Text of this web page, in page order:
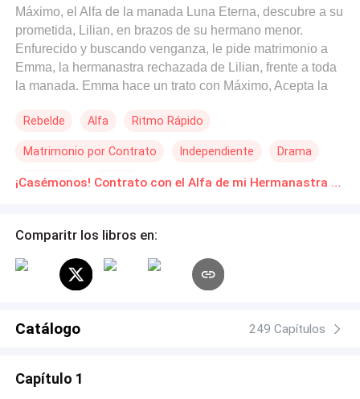
Máximo, el Alfa de la manada Luna Eterna, descubre a su
prometida, Lilian, en brazos de su hermano menor.
Enfurecido y buscando venganza, le pide matrimonio a
Emma, la hermanastra rechazada de Lilian, frente a toda
la manada. Emma hace un trato con Máximo, Acepta la
aquellos que la rechazaron, si no para descubrir la
como un trato, desatará sentimientos en los dos,
despertando a la pasión
Rebelde Alfa Ritmo Rápido
Matrimonio por Contrato Independiente Drama
Venganza Pasión ¡Casémonos! Contrato con el Alfa de mi Hermanastra Novelas Online Descarga gratuita de PDF
Comparitr los libros en:
Catálogo 249 Capítulos
Capítulo 1